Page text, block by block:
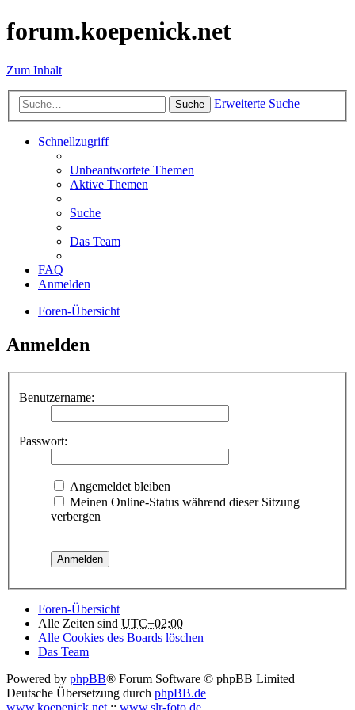
forum.koepenick.net
Zum Inhalt
Suche Erweiterte Suche
Schnellzugriff
Unbeantwortete Themen
Aktive Themen
Suche
Das Team
FAQ
Anmelden
Foren-Übersicht
Anmelden
Benutzername:
Passwort:
Angemeldet bleiben
Meinen Online-Status während dieser Sitzung
verbergen
Foren-Übersicht
Alle Zeiten sind UTC+02:00
Alle Cookies des Boards löschen
Das Team
Powered by phpBB® Forum Software © phpBB Limited
Deutsche Übersetzung durch phpBB.de
www.koepenick.net :: www.slr-foto.de